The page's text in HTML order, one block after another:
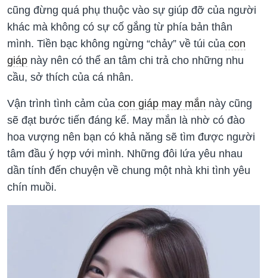
cũng đừng quá phụ thuộc vào sự giúp đỡ của người
khác mà không có sự cố gắng từ phía bản thân
mình. Tiền bạc không ngừng “chảy” về túi của con
giáp này nên có thể an tâm chi trả cho những nhu
cầu, sở thích của cá nhân.
Vận trình tình cảm của con giáp may mắn này cũng
sẽ đạt bước tiến đáng kể. May mắn là nhờ có đào
hoa vượng nên bạn có khả năng sẽ tìm được người
tâm đầu ý hợp với mình. Những đôi lứa yêu nhau
dần tính đến chuyện về chung một nhà khi tình yêu
chín muồi.